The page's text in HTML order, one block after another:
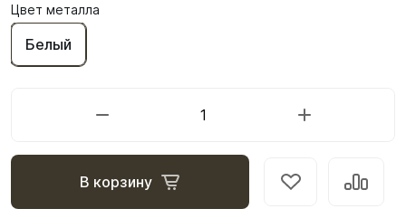
Цвет металла
Белый
В корзину